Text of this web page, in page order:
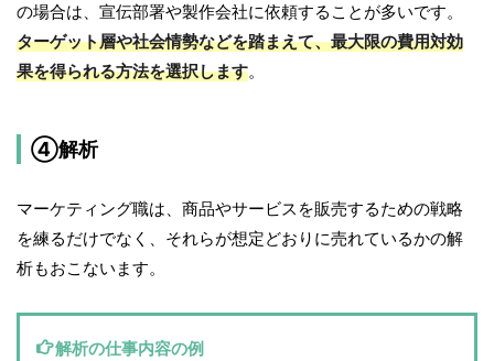
の場合は、宣伝部署や製作会社に依頼することが多いです。
ターゲット層や社会情勢などを踏まえて、最大限の費用対効
果を得られる方法を選択します。
④解析
マーケティング職は、商品やサービスを販売するための戦略
を練るだけでなく、それらが想定どおりに売れているかの解
析もおこないます。
解析の仕事内容の例